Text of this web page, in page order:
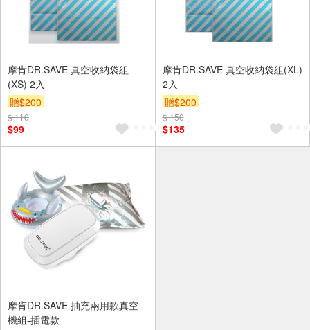
摩肯DR.SAVE 真空收納袋組
(XS) 2入
贈$200
$ 110
$99
摩肯DR.SAVE 真空收納袋組(XL)
2入
贈$200
$ 150
$135
摩肯DR.SAVE 抽充兩用款真空
機組-插電款